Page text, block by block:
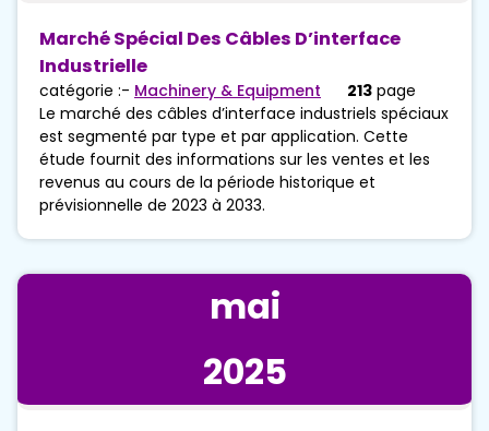
Marché Spécial Des Câbles D’interface
Industrielle
catégorie :- Machinery & Equipment 213 page
Le marché des câbles d’interface industriels spéciaux
est segmenté par type et par application. Cette
étude fournit des informations sur les ventes et les
revenus au cours de la période historique et
prévisionnelle de 2023 à 2033.
mai
2025